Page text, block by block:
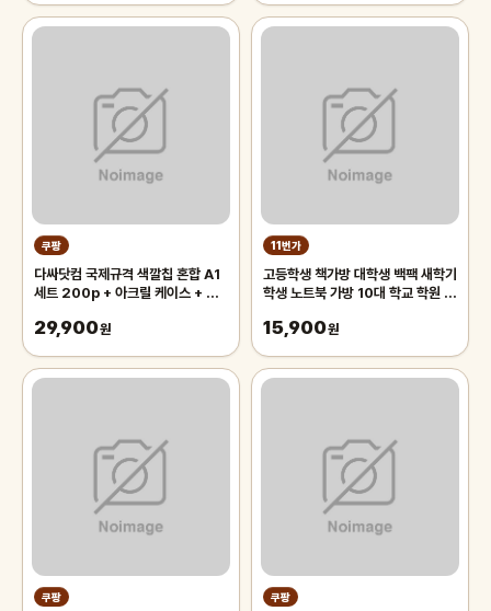
쿠팡
다싸닷컴 국제규격 색깔칩 혼합 A1
세트 200p + 아크릴 케이스 + 트
트
29,900원
11번가
고등학생 책가방 대학생 백팩 새학기
학생 노트북 가방 10대 학교 학원 여
15,900원
쿠팡 쿠팡